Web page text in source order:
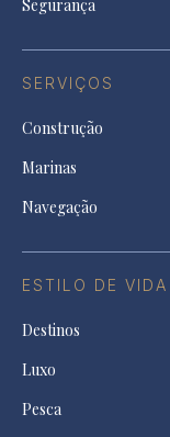
Segurança
SERVIÇOS
Construção
Marinas
Navegação
ESTILO DE VIDA
Destinos
Luxo
Pesca